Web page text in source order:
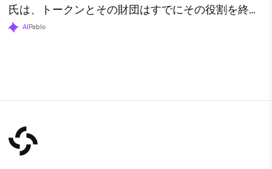
氏は、トークンとその財団はすでにその役割を終え
たと述べている。
AI Pablo